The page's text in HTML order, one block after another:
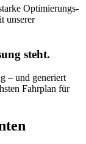
Optimierungs-
unserer
steht.
– und generiert
Fahrplan für